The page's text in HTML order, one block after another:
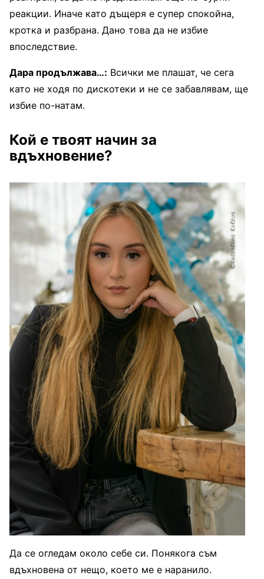
реакции. Иначе като дъщеря е супер спокойна,
кротка и разбрана. Дано това да не избие
впоследствие.
Дара продължава…: Всички ме плашат, че сега
като не ходя по дискотеки и не се забавлявам, ще
избие по-натам.
Кой е твоят начин за
вдъхновение?
Да се огледам около себе си. Понякога съм
вдъхновена от нещо, което ме е наранило.